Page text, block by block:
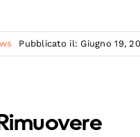
Pubblicato il: Giugno 19,